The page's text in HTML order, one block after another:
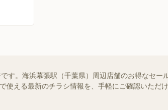
。海浜幕張駅（千葉県）周辺店舗のお得なセー
える最新のチラシ情報を、手軽にご確認いただ